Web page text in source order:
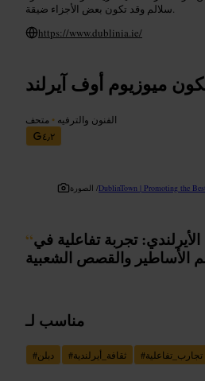
سلالم وقد تكون بعض الأجزاء ضيقة.
https://www.dublinia.ie/
ميوزيوم أوف آيرلند
الفنون والترفيه • متحف
٤٫٢
الصورة /DublinTown | Promoting the
“تجربة تفاعلية في
الأساطير والقصص الشعبية
مناسب لـ
#دبلن #ثقافة_أيرلندية #تجارب_تفاعلية